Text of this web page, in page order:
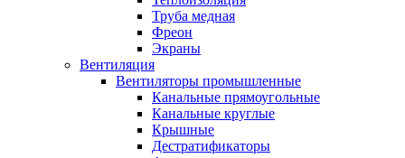
Труба медная
Фреон
Экраны
Вентиляция
Вентиляторы промышленные
Канальные прямоугольные
Канальные круглые
Крышные
Дестратификаторы